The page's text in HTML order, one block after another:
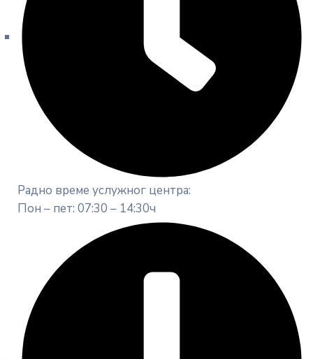
Радно време услужног центра:
Пон – пет: 07:30 – 14:30ч